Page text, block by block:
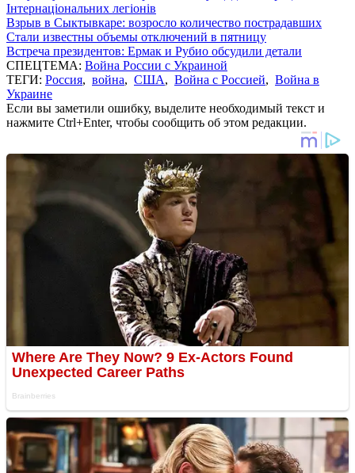
Інтернаціональних легіонів
Взрыв в Сыктывкаре: возросло количество пострадавших
Стали известны объемы отключений в пятницу
Встреча президентов: Ермак и Рубио обсудили детали
СПЕЦТЕМА: Война России с Украиной
ТЕГИ: Россия, война, США, Война с Россией, Война в
Украине
Если вы заметили ошибку, выделите необходимый текст и
нажмите Ctrl+Enter, чтобы сообщить об этом редакции.